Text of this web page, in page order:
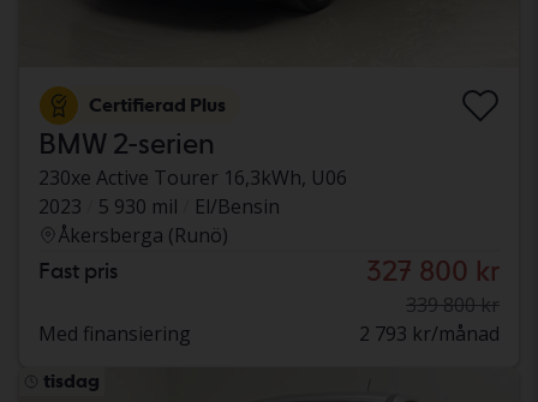
Certifierad Plus
BMW 2-serien
230xe Active Tourer 16,3kWh, U06
2023
5 930 mil
El/Bensin
Åkersberga (Runö)
Fast pris 327 800 kr
339 800 kr
Med finansiering
2 793 kr/månad
tisdag